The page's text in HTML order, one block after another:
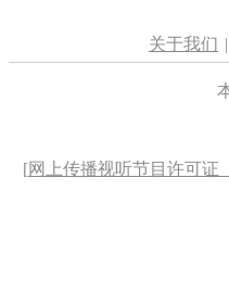
关于我们 |
[网上传播视听节目许可证